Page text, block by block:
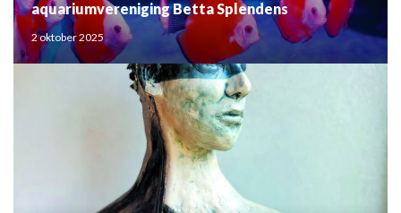
aquariumvereniging Betta Splendens
2 oktober 2025